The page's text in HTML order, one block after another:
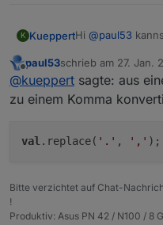
"native"
"acl":
{
"object": 1636
"owner" :
},
}
K KueppertHi @paul53
aus einem Text-
Komma
val.tofixed
Das RAW vom
"from":
  "common": {
"desc":
Offline
paul53schrieb am 27. Jan.
zuletzt editiert von
@kueppert sagte: aus
zu einem Komma
val.replace( '.' , ','
Bitte verzichtet auf Chat-
!
Produktiv: Asus PN 42 / N100 / 8